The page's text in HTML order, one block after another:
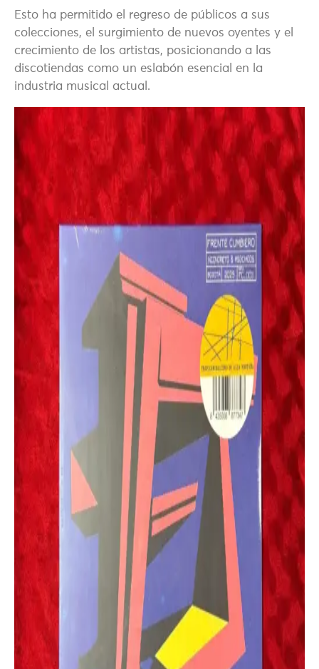
Esto ha permitido el regreso de públicos a sus
colecciones, el surgimiento de nuevos oyentes y el
crecimiento de los artistas, posicionando a las
discotiendas como un eslabón esencial en la
industria musical actual.